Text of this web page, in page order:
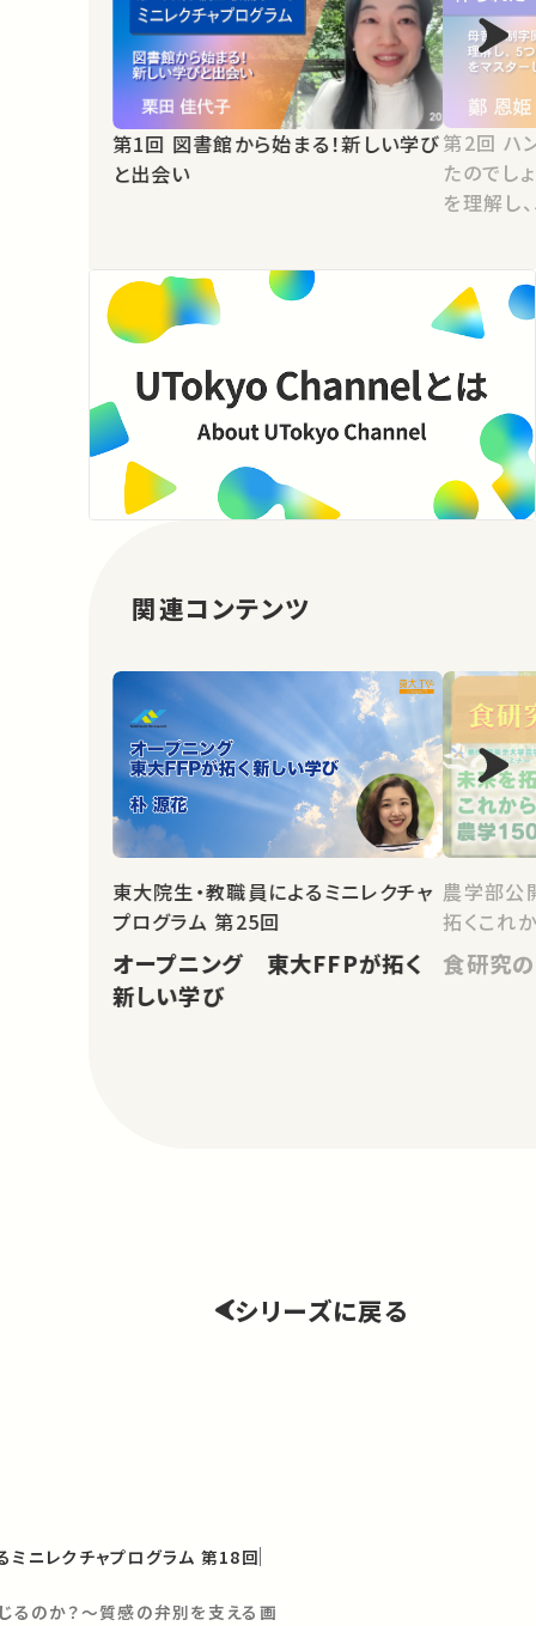
第1回 図書館から始まる！新しい学び
と出会い
第2回 ハングルの母音はどう作られ
たのでし
を理解し
関連コンテンツ
東大院生・教職員によるミニレクチャ
プログラム 第25回
オープニング 東大FFPが拓く
新しい学び
農学部公
拓くこれ
食研究
シリーズに戻る
ミニレクチャプログラム 第18回
るのか？～質感の弁別を支える画